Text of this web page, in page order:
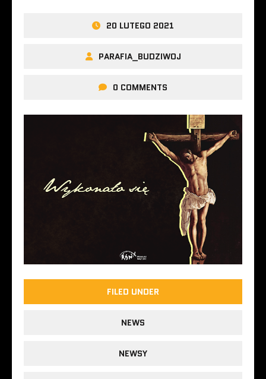
20 LUTEGO 2021
PARAFIA_BUDZIWOJ
0 COMMENTS
FILED UNDER
NEWS
NEWSY